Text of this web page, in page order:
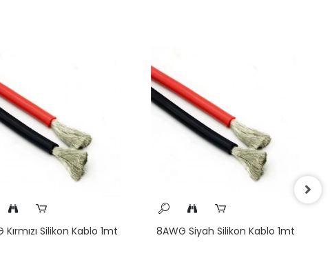
Kırmızı Silikon Kablo 1mt 8AWG Siyah Silikon Kablo 1mt